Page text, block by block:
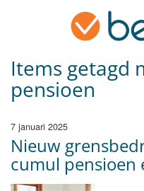
Items getagd
pensioen
7 januari 2025
Nieuw
cumul pensioen